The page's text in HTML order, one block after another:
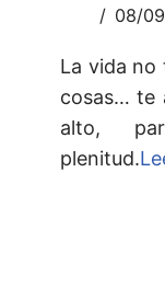
08/
La vida no
cosas… te
alto,
plenitud.